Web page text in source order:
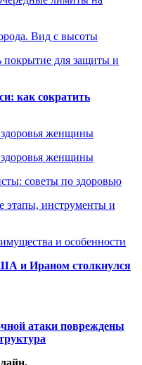
Вид с высоты
покрытие для защиты и
как сократить
женщины
здоровья женщины
советы по здоровью
этапы, инструменты и
и особенности
и Ираном столкнулся
атаки повреждены